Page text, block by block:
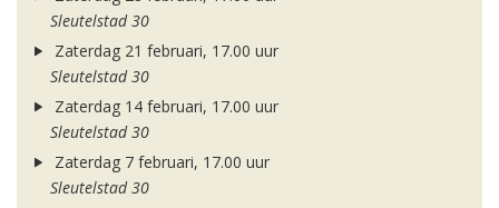
Sleutelstad 30
Zaterdag 21 februari, 17.00 uur
Sleutelstad 30
Zaterdag 14 februari, 17.00 uur
Sleutelstad 30
Zaterdag 7 februari, 17.00 uur
Sleutelstad 30